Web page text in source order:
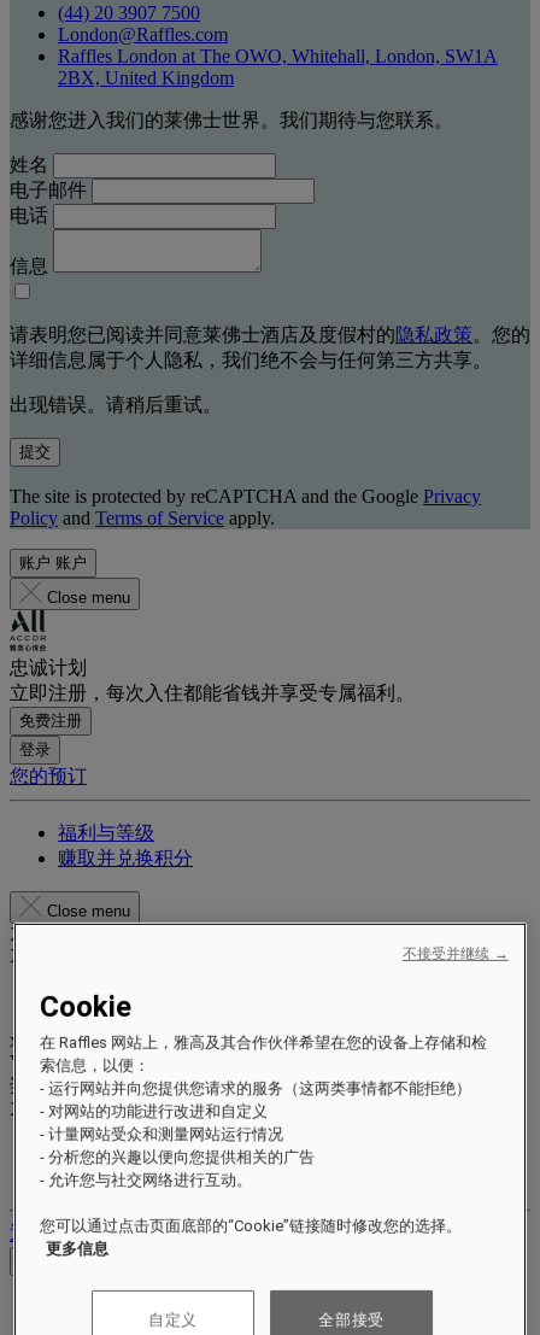
(44) 20 3907 7500
London@Raffles.com
Raffles London at The OWO, Whitehall, London, SW1A
2BX, United Kingdom
感谢您进入我们的莱佛士世界。我们期待与您联系。
姓名
电子邮件
电话
信息
请表明您已阅读并同意莱佛士酒店及度假村的隐私政策。您的
详细信息属于个人隐私，我们绝不会与任何第三方共享。
出现错误。请稍后重试。
提交
The site is protected by reCAPTCHA and the Google Privacy
Policy and Terms of Service apply.
账户 账户
Close menu
忠诚计划
立即注册，每次入住都能省钱并享受专属福利。
免费注册
登录
您的预订
福利与等级
赚取并兑换积分
Close menu
Xxxx Xxxxxxxxx
XXXXXX X XXXXXXXX X
xxxxxxxx
Valid until
xx/xx/xxxx
奖励积分
XXXpts
您的忠诚账户
您的预订
退出
查看价格
Cookie
在 Raffles 网站上，雅高及其合作伙伴希望在您的设备上存储和检
索信息，以便：
- 运行网站并向您提供您请求的服务（这两类事情都不能拒绝）
- 对网站的功能进行改进和自定义
- 计量网站受众和测量网站运行情况
- 分析您的兴趣以便向您提供相关的广告
- 允许您与社交网络进行互动。
您可以通过点击页面底部的“Cookie”链接随时修改您的选择。
更多信息
自定义 全部接受
不接受并继续 →